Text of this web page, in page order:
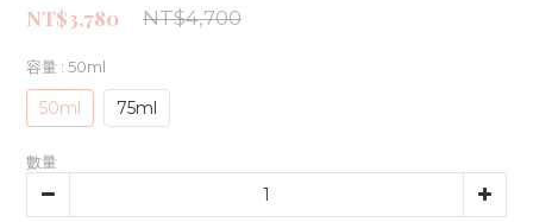
NT$4,700
NT$3,780
容量 : 50ml
50ml 75ml
數量